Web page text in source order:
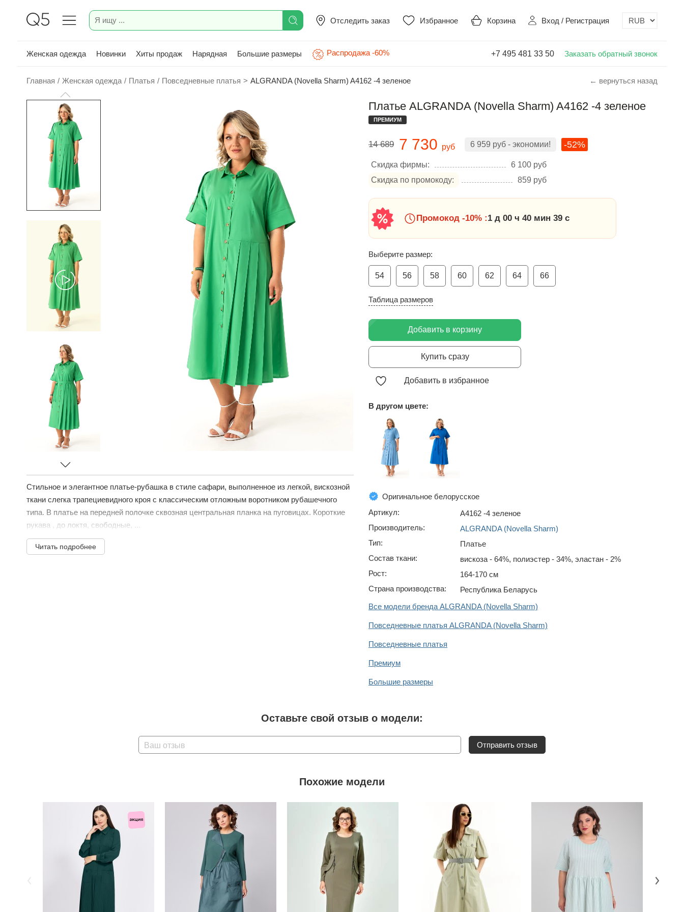
Отследить заказ Избранное Корзина Вход / Регистрация
Женская одежда Новинки Хиты продаж Нарядная Большие размеры Распродажа -60% +7 495 481 33 50 Заказать обратный звонок
Главная / Женская одежда / Платья / Повседневные платья > ALGRANDA (Novella Sharm) A4162 -4 зеленое ← вернуться назад
Стильное и элегантное платье-рубашка в стиле сафари, выполненное из легкой, вискозной
ткани слегка трапециевидного кроя с классическим отложным воротником рубашечного
типа. В платье на передней полочке сквозная центральная планка на пуговицах. Короткие
рукава , до локтя, свободные, ...
Читать подробнее
Платье ALGRANDA (Novella Sharm) A4162 -4 зеленое
ПРЕМИУМ
14 689 7 730 руб 6 959 руб - экономии! -52%
Скидка фирмы: 6 100 руб
Скидка по промокоду:
859 руб
Промокод -10% :1 д 00 ч 40 мин 39 с
Выберите размер:
54 56 58 60 62 64 66
Таблица размеров
Добавить в корзину
Купить сразу
Добавить в избранное
В другом цвете:
Оригинальное белорусское
Артикул:
A4162 -4 зеленое
Производитель:
ALGRANDA (Novella Sharm)
Тип:
Платье
Состав ткани:
вискоза - 64%, полиэстер - 34%, эластан - 2%
Рост:
164-170 см
Страна производства:
Республика Беларусь
Все модели бренда ALGRANDA (Novella Sharm)
Повседневные платья ALGRANDA (Novella Sharm)
Повседневные платья
Премиум
Большие размеры
Оставьте свой отзыв о модели:
Ваш отзыв Отправить отзыв
Похожие модели